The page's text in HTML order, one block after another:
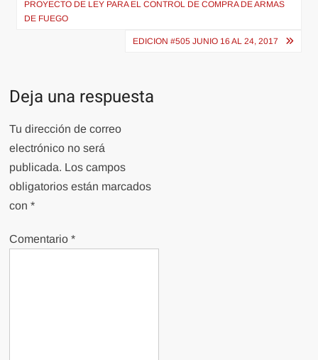
de
PROYECTO DE LEY PARA EL CONTROL DE COMPRA DE ARMAS
DE FUEGO
EDICION #505 JUNIO 16 AL 24, 2017
Deja una respuesta
Tu dirección de correo
electrónico no será
publicada. Los campos
obligatorios están marcados
con*
Comentario*